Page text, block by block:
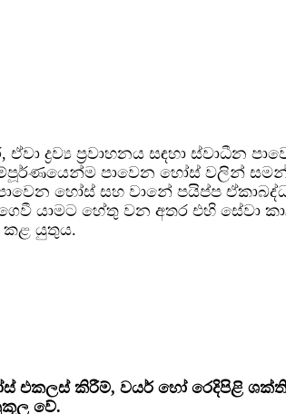
ද්‍රව්‍ය ප්‍රවාහනය සඳහා ස්වාධීන
පාවෙන හෝස් වලින්
හෝස් සහ වානේ පයිප්ප
යාමට හේතු වන අතර එහි සේවා
කළ යුතුය.
එකලස් කිරීම්, වයර් හෝ රෙදිපිළි
වේ.